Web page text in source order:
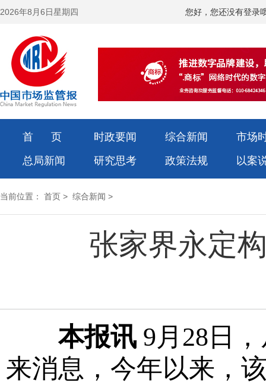
2026年8月6日星期四 您好，您还没有登录
首 页 时政要闻 综合新闻
市场
总局新闻
研究思考 政策法规 以案
当前位置： 首页 > 综合新闻 >
张家界永定
本报讯 9月28日
来消息，今年以来，